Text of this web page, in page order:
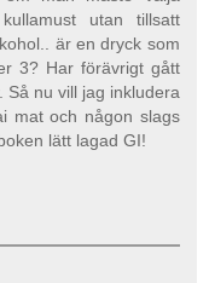
utan tillsatt
är en dryck som
3? Har förävrigt gått
Så nu vill jag inkludera
mat och någon slags
lätt lagad GI!